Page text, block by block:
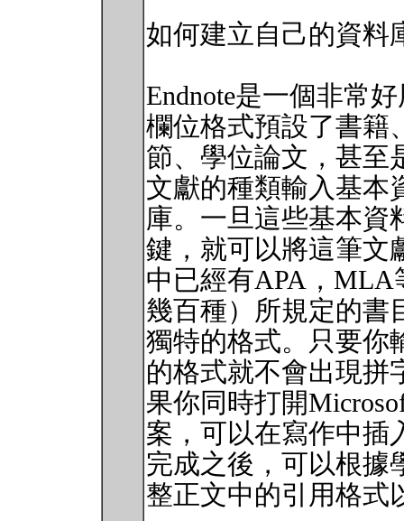
如何建立自己的資料
Endnote是一個非常
欄位格式預設了書籍
節、學位論文，甚至
文獻的種類輸入基本
庫。一旦這些基本資
鍵，就可以將這筆文
中已經有APA，
幾百種）所規定的書
獨特的格式。只要你
的格式就不會出現拼
果你同時打開
案，可以在寫作中插
完成之後，可以根據
整正文中的引用格式